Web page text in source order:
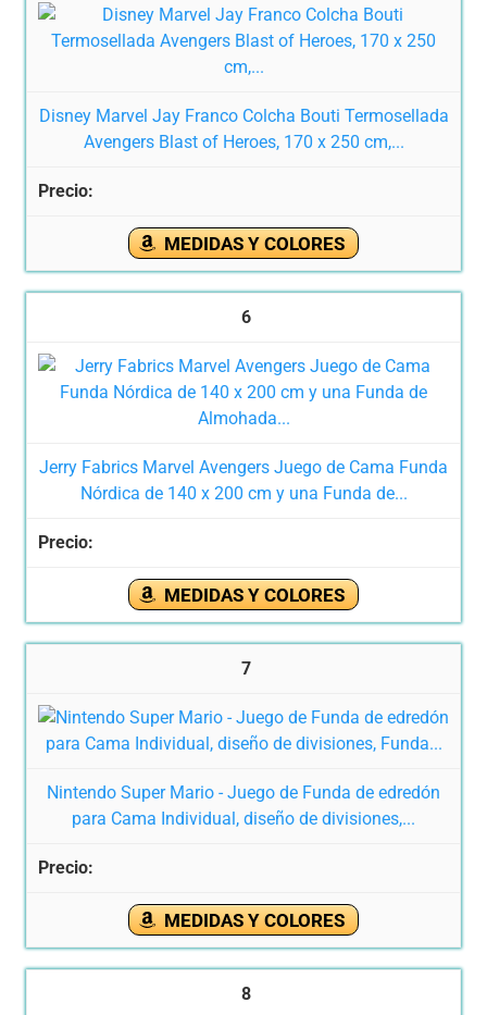
Disney Marvel Jay Franco Colcha Bouti Termosellada
Avengers Blast of Heroes, 170 x 250 cm,...
MEDIDAS Y COLORES
6
Jerry Fabrics Marvel Avengers Juego de Cama Funda
Nórdica de 140 x 200 cm y una Funda de...
MEDIDAS Y COLORES
7
Nintendo Super Mario - Juego de Funda de edredón
para Cama Individual, diseño de divisiones,...
MEDIDAS Y COLORES
8